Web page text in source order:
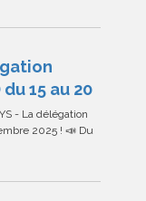
15 au 20
- La délégation
2025 ! 📣 Du